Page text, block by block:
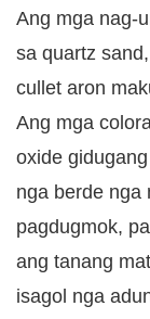
Ang mga nag-
sa quartz
cullet aron
Ang mga
oxide
nga berde nga
pagdugmok,
ang tanang
isagol nga